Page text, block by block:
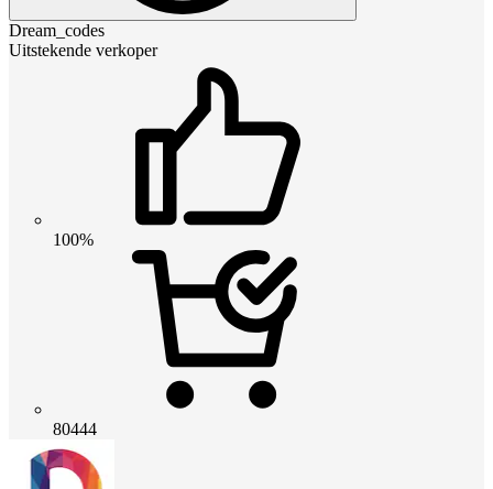
Dream_codes
Uitstekende verkoper
100%
80444